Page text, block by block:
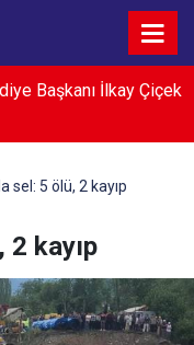
Başkanı İlkay Çiçek
demokrasiyle
sel: 5 ölü, 2 kayıp
2 kayıp